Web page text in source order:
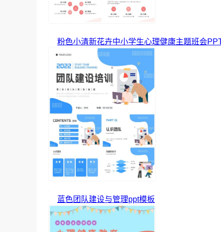
粉色小清新花卉中小学生心理健康主题班会
蓝色团队建设与管理ppt模板